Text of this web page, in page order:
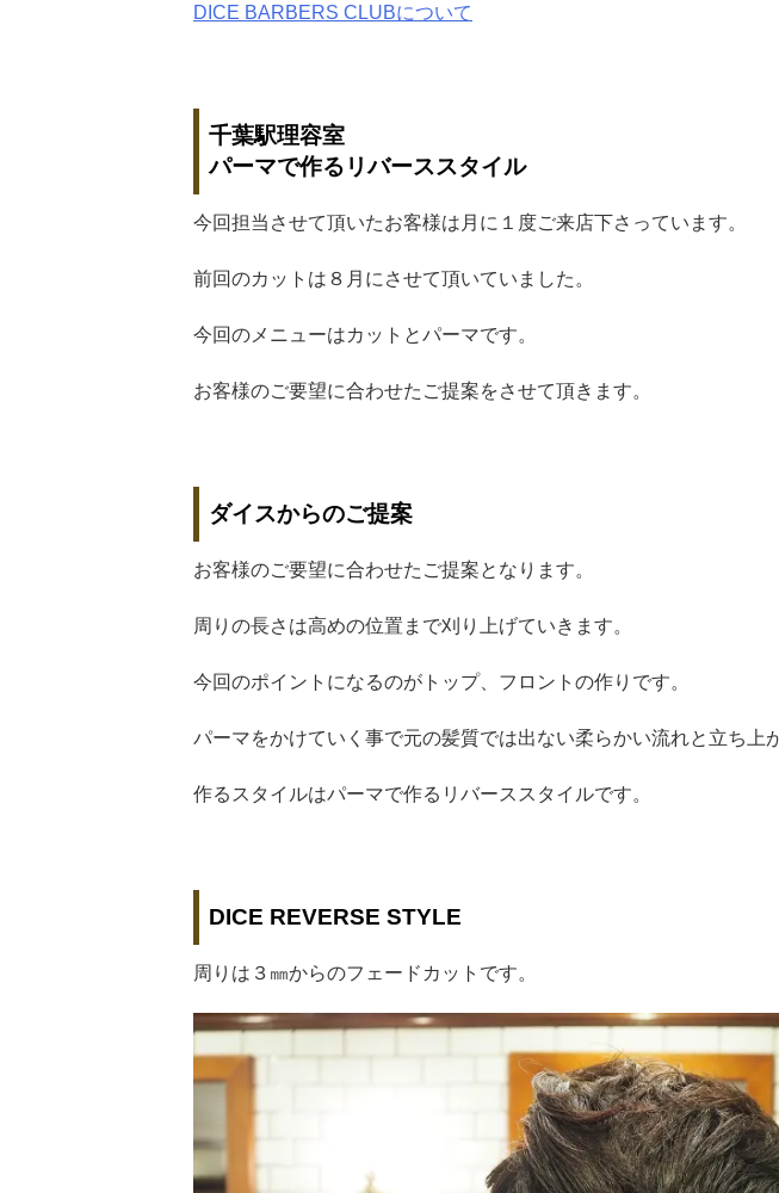
DICE BARBERS CLUBについて
千葉駅理容室
パーマで作るリバーススタイル
今回担当させて頂いたお客様は月に１度ご来店下さっています。
前回のカットは８月にさせて頂いていました。
今回のメニューはカットとパーマです。
お客様のご要望に合わせたご提案をさせて頂きます。
ダイスからのご提案
お客様のご要望に合わせたご提案となります。
周りの長さは高めの位置まで刈り上げていきます。
今回のポイントになるのがトップ、フロントの作りです。
パーマをかけていく事で元の髪質では出ない柔らかい流れと立ち上
作るスタイルはパーマで作るリバーススタイルです。
DICE REVERSE STYLE
周りは３㎜からのフェードカットです。